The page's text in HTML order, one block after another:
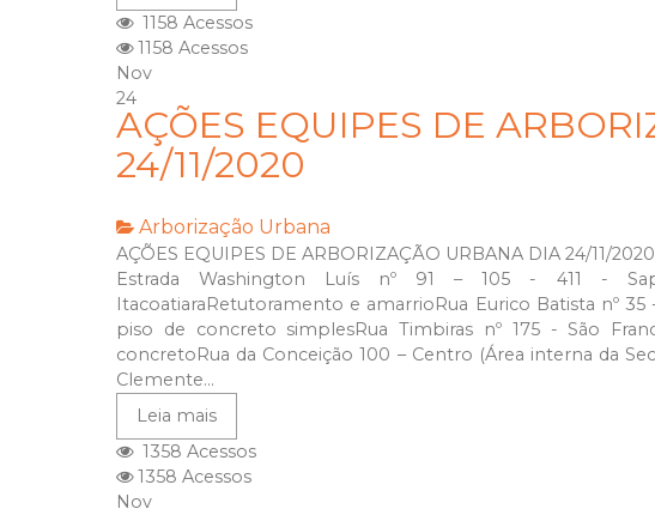
1158 Acessos
1158 Acessos
Nov
24
AÇÕES EQUIPES DE
24/11/2020
Arborização Urbana
AÇÕES EQUIPES DE ARBORIZAÇÃO URBANA DIA 24/11/2020
Estrada Washington Luís nº 91 – 105 - 411 -
ItacoatiaraRetutoramento e amarrioRua Eurico Batista nº
piso de concreto simplesRua Timbiras nº 175 - São
concretoRua da Conceição 100 – Centro (Área interna da
Clemente...
Leia mais
1358 Acessos
1358 Acessos
Nov